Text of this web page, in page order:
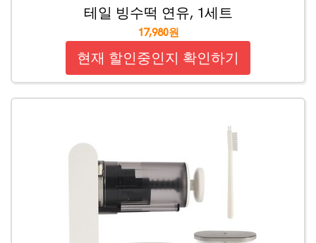
테일 빙수떡 연유, 1세트
17,980원
현재 할인중인지 확인하기